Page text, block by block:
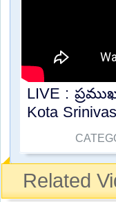
LIVE :
Kota
Related